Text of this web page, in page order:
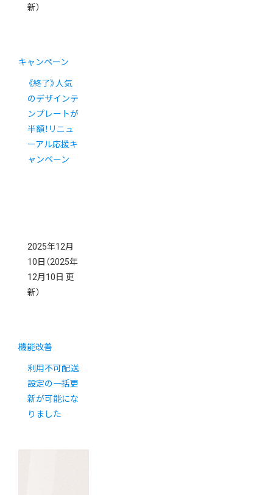
新）
キャンペーン
《終了》人気
のデザインテ
ンプレートが
半額！リニュ
ーアル応援キ
ャンペーン
2025年12月
10日 （2025年
12月10日 更
新）
機能改善
利用不可配送
設定の一括更
新が可能にな
りました